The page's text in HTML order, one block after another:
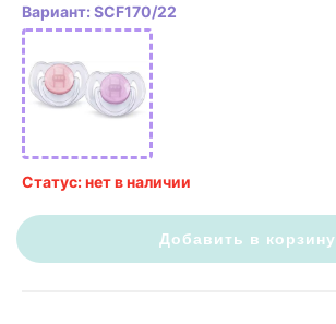
Вариант: SCF170/22
Статус: нет в наличии
Добавить в корзину